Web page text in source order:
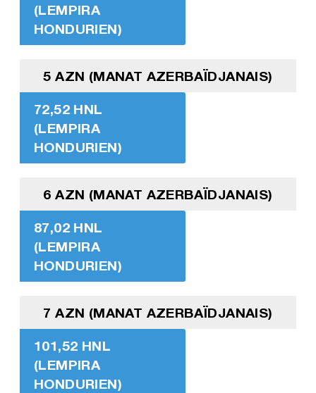
(LEMPIRA
HONDURIEN)
5 AZN (MANAT AZERBAÏDJANAIS)
72,52 HNL
(LEMPIRA
HONDURIEN)
6 AZN (MANAT AZERBAÏDJANAIS)
87,02 HNL
(LEMPIRA
HONDURIEN)
7 AZN (MANAT AZERBAÏDJANAIS)
101,52 HNL
(LEMPIRA
HONDURIEN)